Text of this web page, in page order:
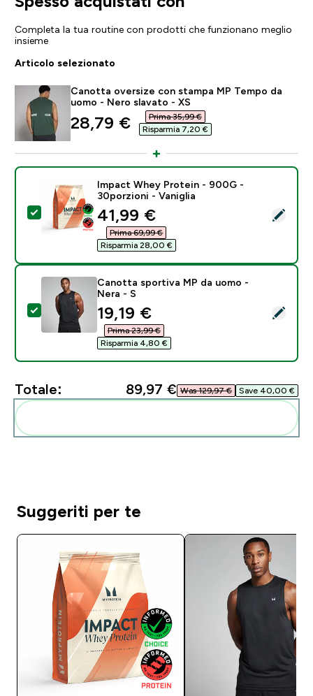
Completa la tua routine con prodotti che funzionano meglio
insieme
Articolo selezionato
Canotta oversize con stampa MP Tempo da
uomo - Nero slavato - XS
discounted price
28,79 €‎
Prima 35,99 €‎
Risparmia 7,20 €‎
Seleziona questo prodotto - Impact Whey Protein -
Impact Whey Protein - 900G -
30porzioni - Vaniglia
discounted price
41,99 €‎
Prima 69,99 €‎
Risparmia 28,00 €‎
Seleziona questo prodotto - Canotta sportiva MP da
Canotta sportiva MP da uomo -
Nera - S
discounted price
19,19 €‎
Prima 23,99 €‎
Risparmia 4,80 €‎
Totale: 89,97 €‎ Was 129,97 €‎ Save 40,00 €‎
Suggeriti per te